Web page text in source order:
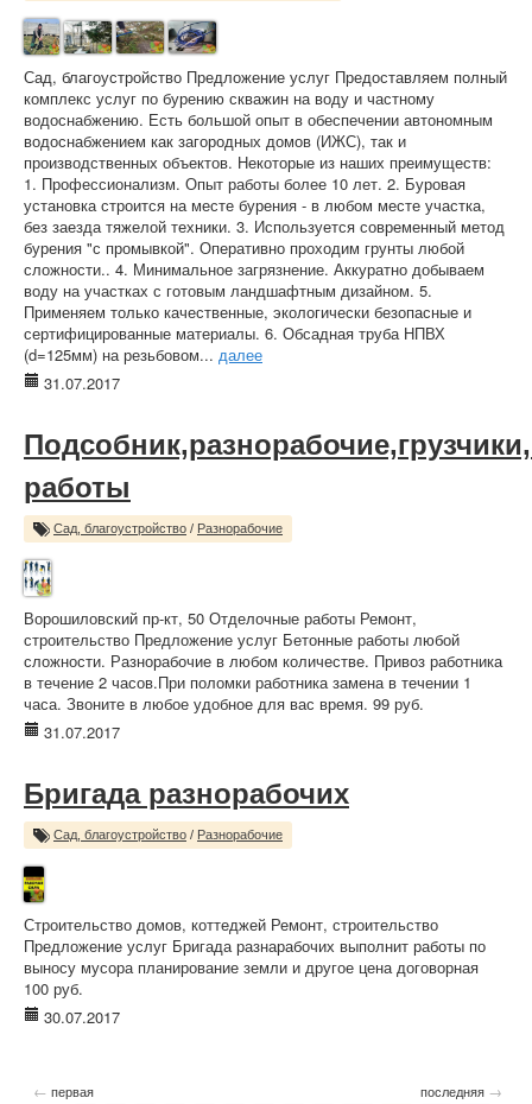
Сад, благоустройство Предложение услуг Предоставляем полный
комплекс услуг по бурению скважин на воду и частному
водоснабжению. Есть большой опыт в обеспечении автономным
водоснабжением как загородных домов (ИЖС), так и
производственных объектов. Некоторые из наших преимуществ:
1. Профессионализм. Опыт работы более 10 лет. 2. Буровая
установка строится на месте бурения - в любом месте участка,
без заезда тяжелой техники. 3. Используется современный метод
бурения "с промывкой". Оперативно проходим грунты любой
сложности.. 4. Минимальное загрязнение. Аккуратно добываем
воду на участках с готовым ландшафтным дизайном. 5.
Применяем только качественные, экологически безопасные и
сертифицированные материалы. 6. Обсадная труба НПВХ
(d=125мм) на резьбовом... далее
31.07.2017
работы
Сад, благоустройство / Разнорабочие
Ворошиловский пр-кт, 50 Отделочные работы Ремонт,
строительство Предложение услуг Бетонные работы любой
сложности. Разнорабочие в любом количестве. Привоз работника
в течение 2 часов.При поломки работника замена в течении 1
часа. Звоните в любое удобное для вас время. 99 руб.
31.07.2017
Бригада разнорабочих
Сад, благоустройство / Разнорабочие
Строительство домов, коттеджей Ремонт, строительство
Предложение услуг Бригада разнарабочих выполнит работы по
выносу мусора планирование земли и другое цена договорная
100 руб.
30.07.2017
← первая последняя →